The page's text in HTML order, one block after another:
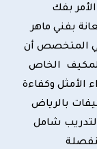
بفك
بفني ماهر
المتخصص أن
الخاص
الأمثل وكفاءة
بالرياض
شامل